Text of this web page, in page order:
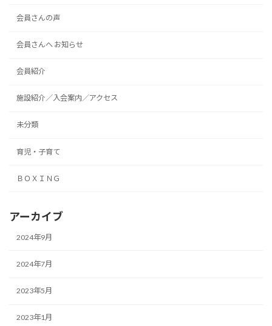
会員さんの声
会員さんへ お知らせ
会員紹介
施設紹介／入会案内／アクセス
未分類
育児・子育て
ＢＯＸＩＮＧ
アーカイブ
2024年9月
2024年7月
2023年5月
2023年1月